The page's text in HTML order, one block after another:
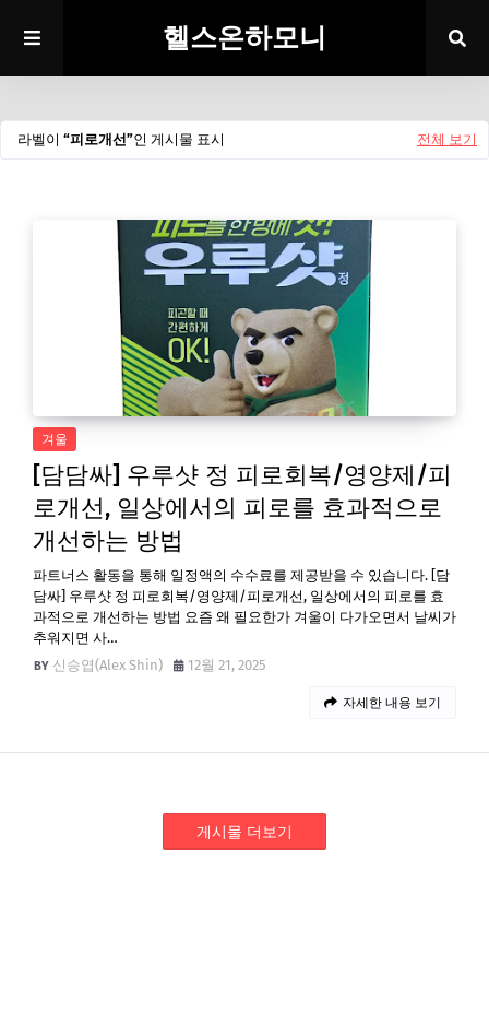
헬스온하모니
라벨이 피로개선 인 게시물 표시 전체 보기
겨울
[담담싸] 우루샷 정 피로회복/영양제/피
로개선, 일상에서의 피로를 효과적으로
개선하는 방법
파트너스 활동을 통해 일정액의 수수료를 제공받을 수 있습니다. [담
담싸] 우루샷 정 피로회복/영양제/피로개선, 일상에서의 피로를 효
과적으로 개선하는 방법 요즘 왜 필요한가 겨울이 다가오면서 날씨가
추워지면 사…
신승엽(Alex Shin)
12월 21, 2025
자세한 내용 보기
게시물 더보기